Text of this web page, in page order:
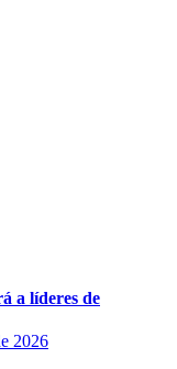
a líderes de
2026